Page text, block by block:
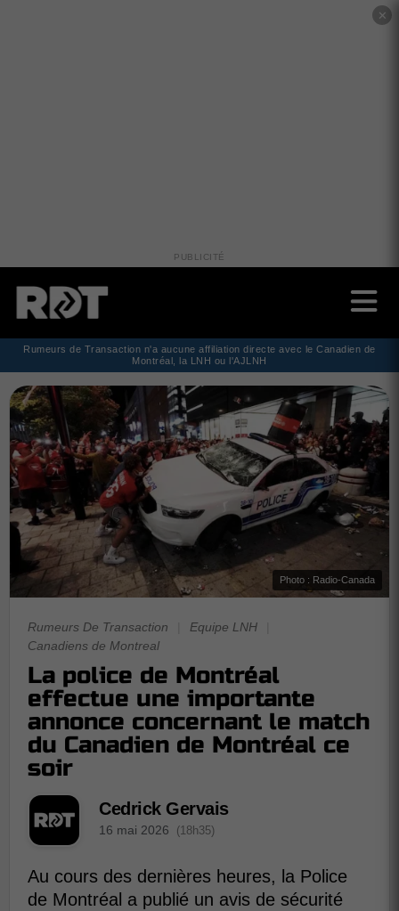
✕
PUBLICITÉ
Rumeurs de Transaction n'a aucune affiliation directe avec le Canadien de
Montréal, la LNH ou l'AJLNH
Photo : Radio-Canada
Rumeurs De Transaction Equipe LNH
Canadiens de Montreal
La police de Montréal
effectue une importante
annonce concernant le match
du Canadien de Montréal ce
soir
Cedrick Gervais
16 mai 2026 (18h35)
Au cours des dernières heures, la Police
de Montréal a publié un avis de sécurité